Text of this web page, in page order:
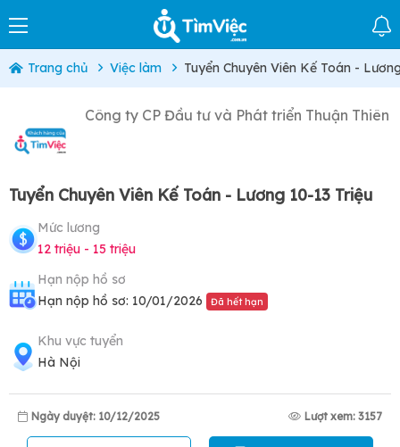
Trang chủ Việc làm Tuyển Chuyên Viên Kế Toán -
Công ty CP Đầu tư và Phát triển Thuận Thiên
Tuyển Chuyên Viên Kế Toán - Lương 10-13 Triệu
Mức lương
12 triệu - 15 triệu
Hạn nộp hồ sơ
Hạn nộp hồ sơ: 10/01/2026
Đã hết hạn
Khu vực tuyển
Hà Nội
Ngày duyệt: 10/12/2025 Lượt xem: 3157